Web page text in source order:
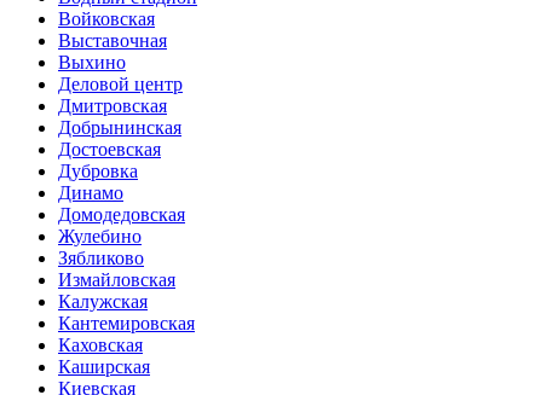
Войковская
Выставочная
Выхино
Деловой центр
Дмитровская
Добрынинская
Достоевская
Дубровка
Динамо
Домодедовская
Жулебино
Зябликово
Измайловская
Калужская
Кантемировская
Каховская
Каширская
Киевская